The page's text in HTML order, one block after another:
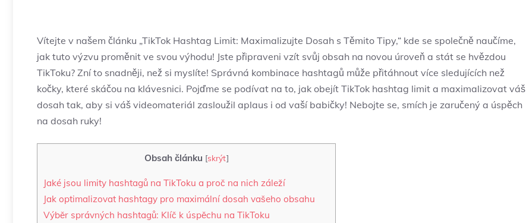
Vítejte v našem článku „TikTok Hashtag Limit: Maximalizujte Dosah s Těmito Tipy,“ kde se společně naučíme,
jak tuto výzvu proměnit ve svou výhodu! Jste připraveni vzít svůj obsah na novou úroveň a stát se hvězdou
TikToku? Zní to snadněji, než si myslíte! Správná kombinace hashtagů může přitáhnout více sledujících než
kočky, které skáčou na klávesnici. Pojďme se podívat na to, jak obejít TikTok hashtag limit a maximalizovat váš
dosah tak, aby si váš videomateriál zasloužil aplaus i od vaší babičky! Nebojte se, smích je zaručený a úspěch
na dosah ruky!
Obsah článku [skrýt]
Jaké jsou limity hashtagů na TikToku a proč na nich záleží
Jak optimalizovat hashtagy pro maximální dosah vašeho obsahu
Výběr správných hashtagů: Klíč k úspěchu na TikToku